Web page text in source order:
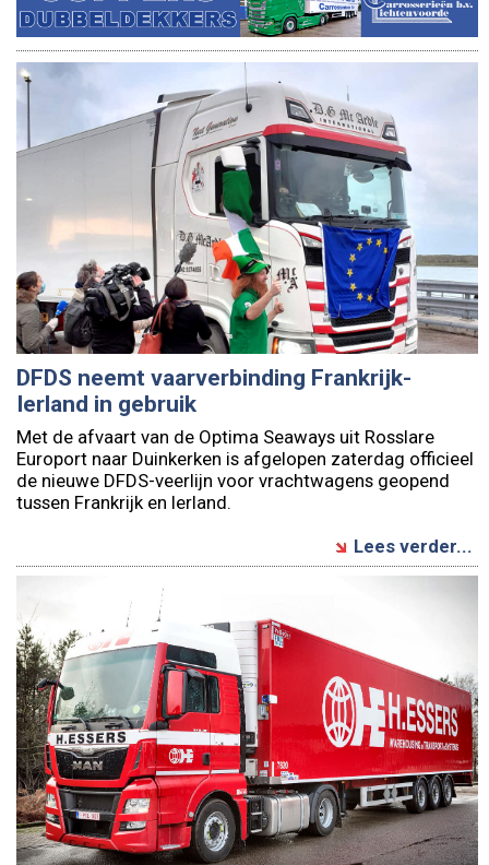
DFDS neemt vaarverbinding Frankrijk-
Ierland in gebruik
Met de afvaart van de Optima Seaways uit Rosslare
Europort naar Duinkerken is afgelopen zaterdag officieel
de nieuwe DFDS-veerlijn voor vrachtwagens geopend
tussen Frankrijk en Ierland.
Lees verder...